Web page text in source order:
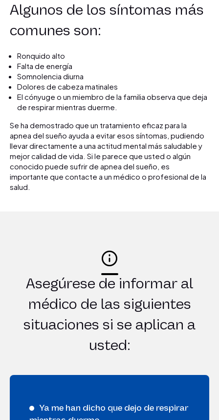
Algunos de los síntomas más
comunes son:
Ronquido alto
Falta de energía
Somnolencia diurna
Dolores de cabeza matinales
El cónyuge o un miembro de la familia observa que deja
de respirar mientras duerme.
Se ha demostrado que un tratamiento eficaz para la
apnea del sueño ayuda a evitar esos síntomas, pudiendo
llevar directamente a una actitud mental más saludable y
mejor calidad de vida. Si le parece que usted o algún
conocido puede sufrir de apnea del sueño, es
importante que contacte a un médico o profesional de la
salud.
Asegúrese de informar al
médico de las siguientes
situaciones si se aplican a
usted:
Ya me han dicho que dejo de respirar